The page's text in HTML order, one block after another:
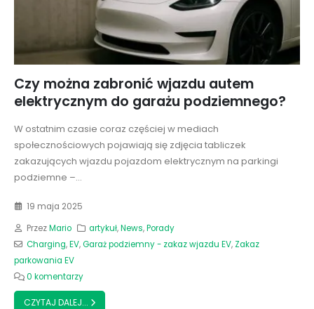
Czy można zabronić wjazdu autem
elektrycznym do garażu podziemnego?
W ostatnim czasie coraz częściej w mediach
społecznościowych pojawiają się zdjęcia tabliczek
zakazujących wjazdu pojazdom elektrycznym na parkingi
podziemne –...
19 maja 2025
PrzezMario artykuł,News,Porady
Charging,EV,Garaż podziemny - zakaz wjazdu EV, Zakaz
parkowania EV
0 komentarzy
CZYTAJ DALEJ...